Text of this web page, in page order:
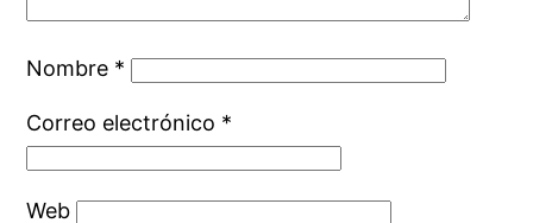
Nombre *
Correo electrónico *
Web